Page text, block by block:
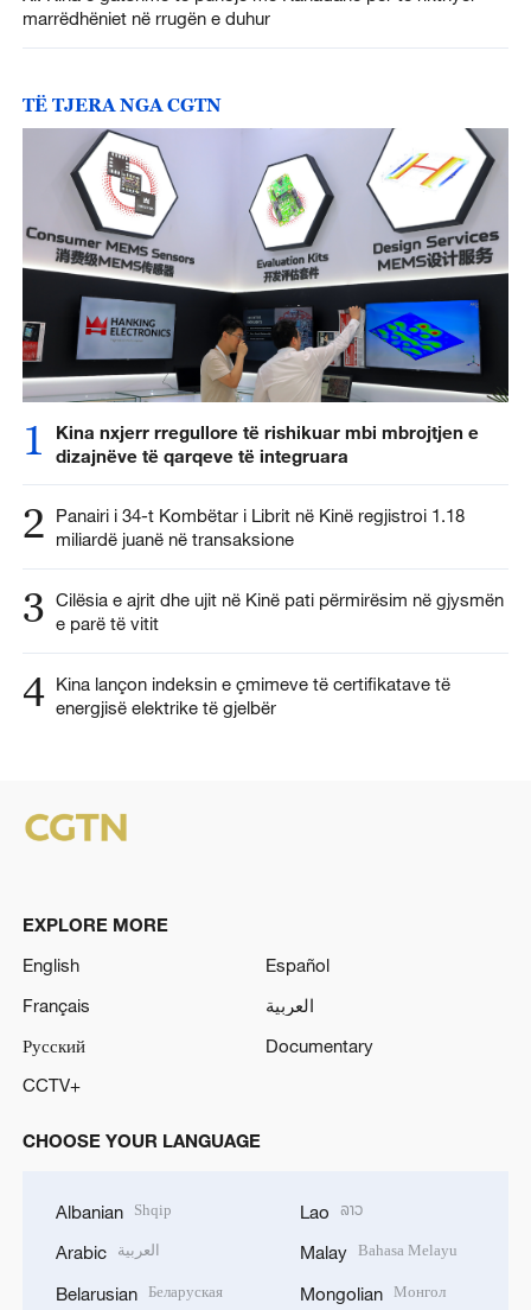
marrëdhëniet në rrugën e duhur
TË TJERA NGA CGTN
1
Kina nxjerr rregullore të rishikuar mbi mbrojtjen e
dizajnëve të qarqeve të integruara
2
Panairi i 34-t Kombëtar i Librit në Kinë regjistroi 1.18
miliardë juanë në transaksione
3 Cilësia e ajrit dhe ujit në Kinë pati përmirësim në gjysmën
e parë të vitit
4 Kina lançon indeksin e çmimeve të certifikatave të
energjisë elektrike të gjelbër
EXPLORE MORE
English
Español
Français
العربية
Русский
Documentary
CCTV+
CHOOSE YOUR LANGUAGE
Albanian Shqip
Arabic العربية
Belarusian Беларуская
Lao ລາວ
Malay Bahasa Melayu
Mongolian Монгол